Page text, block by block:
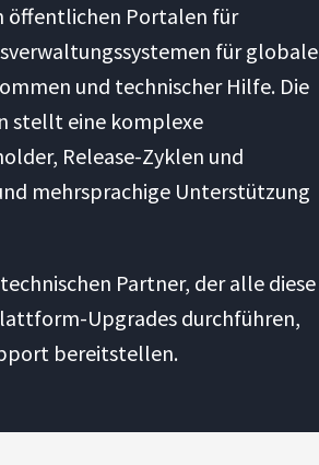
öffentlichen Portalen für
für globale
und technischer Hilfe. Die
stellt eine komplexe
Release-Zyklen und
mehrsprachige Unterstützung
Partner, der alle diese
Upgrades durchführen,
bereitstellen.